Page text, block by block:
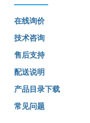
在线询价
技术咨询
售后支持
配送说明
产品目录下载
常见问题